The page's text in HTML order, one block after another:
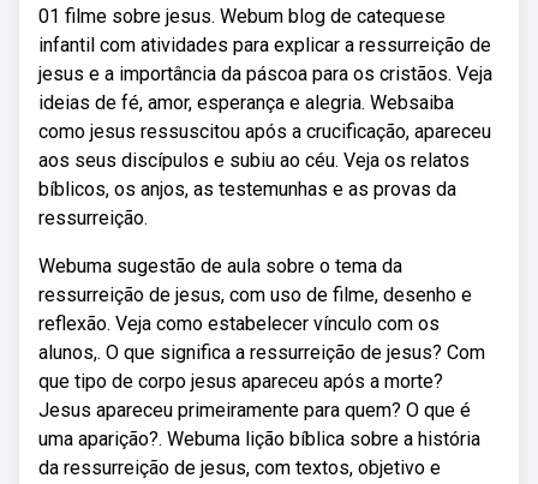
01 filme sobre jesus. Webum blog de catequese
infantil com atividades para explicar a ressurreição de
jesus e a importância da páscoa para os cristãos. Veja
ideias de fé, amor, esperança e alegria. Websaiba
como jesus ressuscitou após a crucificação, apareceu
aos seus discípulos e subiu ao céu. Veja os relatos
bíblicos, os anjos, as testemunhas e as provas da
ressurreição.
Webuma sugestão de aula sobre o tema da
ressurreição de jesus, com uso de filme, desenho e
reflexão. Veja como estabelecer vínculo com os
alunos,. O que significa a ressurreição de jesus? Com
que tipo de corpo jesus apareceu após a morte?
Jesus apareceu primeiramente para quem? O que é
uma aparição?. Webuma lição bíblica sobre a história
da ressurreição de jesus, com textos, objetivo e